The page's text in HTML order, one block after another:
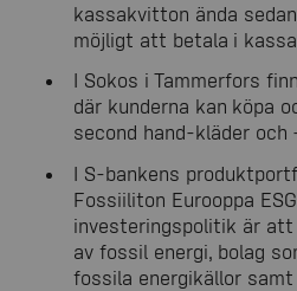
kassakvitton ända
möjligt att betala i
I Sokos i Tammerfors
där kunderna kan köpa
second hand-kläder och
I S-bankens
Fossiiliton Eurooppa
investeringspolitik är
av fossil energi, bolag
fossila energikällor samt